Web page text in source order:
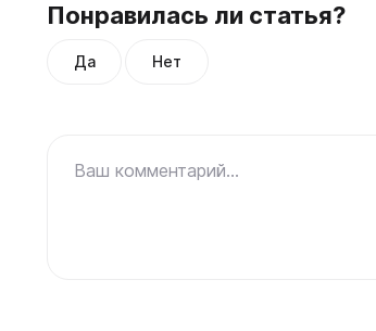
Понравилась ли статья?
Да Нет
Ваш комментарий...